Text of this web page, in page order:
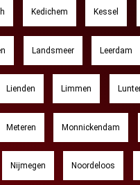
Kedichem Kessel
Landsmeer Leerdam
Lienden Limmen
Meteren Monnickendam
Nijmegen Noordeloos